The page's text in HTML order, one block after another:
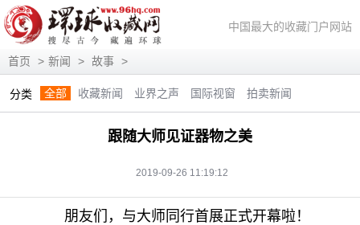
中国最大的收藏门户网站
首页 > 新闻 > 故事 >
分类 全部 收藏新闻 业界之声 国际视窗
拍卖新闻
展会信息
艺术投资 人物访谈 评论观察
视频访谈
艺术评论 快讯 滚动 动态
跟随大师见证器物之美
2019-09-26 11:19:12
朋友们，与大师同行首展正式开幕啦！